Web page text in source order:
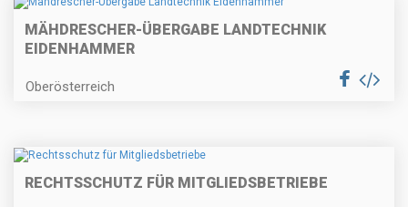
MÄHDRESCHER-ÜBERGABE LANDTECHNIK
EIDENHAMMER
Oberösterreich
RECHTSSCHUTZ FÜR MITGLIEDSBETRIEBE